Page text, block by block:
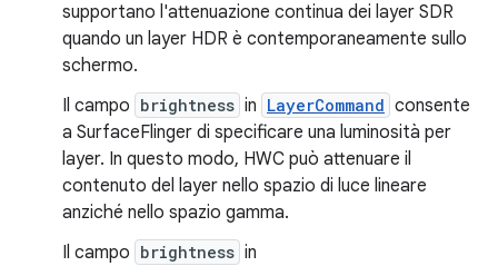
supportano l'attenuazione continua dei layer SDR
quando un layer HDR è contemporaneamente sullo
schermo.
Il campo brightness in LayerCommand consente
a SurfaceFlinger di specificare una luminosità per
layer. In questo modo, HWC può attenuare il
contenuto del layer nello spazio di luce lineare
anziché nello spazio gamma.
Il campo brightness in